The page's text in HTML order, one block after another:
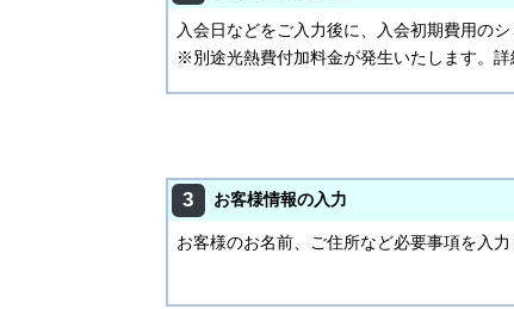
入会日などをご入力後に、入会初期費用の
※別途光熱費付加料金が発生いたします。詳
3 お客様情報の入力
お客様のお名前、ご住所など必要事項を入